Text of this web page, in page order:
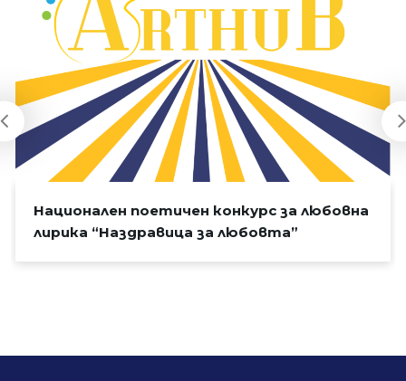
Национален поетичен конкурс за любовна
лирика “Наздравица за любовта”